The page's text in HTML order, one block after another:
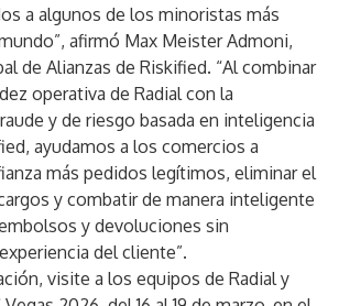
a algunos de los minoristas más
afirmó Max Meister Admoni,
de Alianzas de Riskified. “Al combinar
operativa de Radial con la
y de riesgo basada en inteligencia
ayudamos a los comercios a
más pedidos legítimos, eliminar el
y combatir de manera inteligente
y devoluciones sin
del cliente”.
visite a los equipos de Radial y